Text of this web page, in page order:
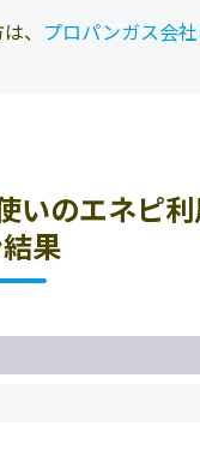
、 プロパンガス会
いのエネピ
果